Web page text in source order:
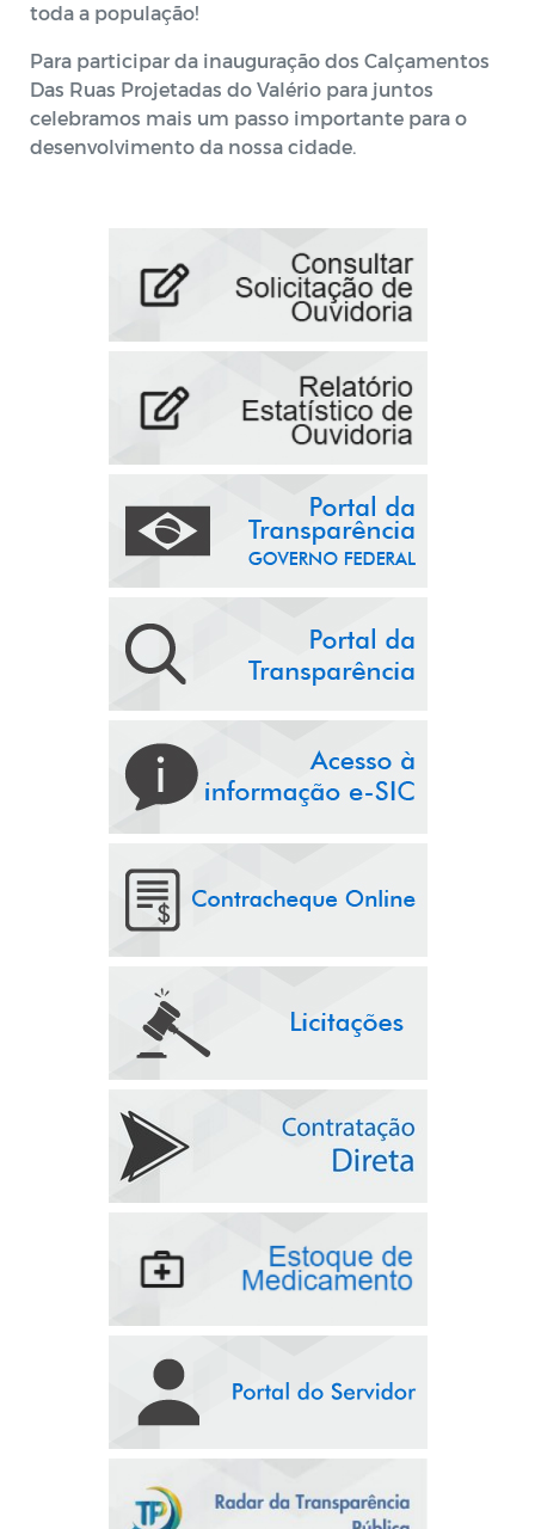
toda a população!
Para participar da inauguração dos Calçamentos
Das Ruas Projetadas do Valério para juntos
celebramos mais um passo importante para o
desenvolvimento da nossa cidade.